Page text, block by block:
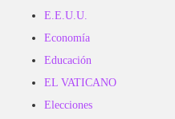
E.E.U.U.
Economía
Educación
EL VATICANO
Elecciones